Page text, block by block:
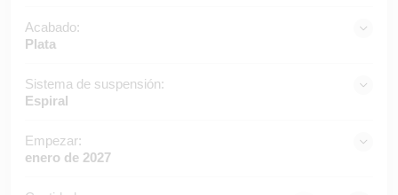
Acabado:
Plata
Sistema de suspensión:
Espiral
Empezar:
enero de 2027